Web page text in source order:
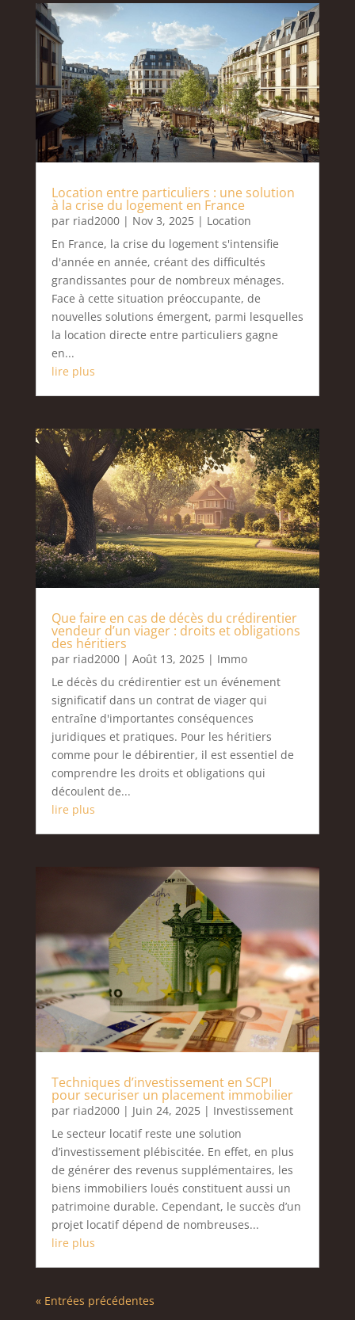
Location entre particuliers : une solution
à la crise du logement en France
par riad2000| Nov 3, 2025| Location
En France, la crise du logement s'intensifie
d'année en année, créant des difficultés
grandissantes pour de nombreux ménages.
Face à cette situation préoccupante, de
nouvelles solutions émergent, parmi lesquelles
la location directe entre particuliers gagne
en...
lire plus
Que faire en cas de décès du crédirentier
vendeur d’un viager : droits et obligations
des héritiers
par riad2000| Août 13, 2025| Immo
Le décès du crédirentier est un événement
significatif dans un contrat de viager qui
entraîne d'importantes conséquences
juridiques et pratiques. Pour les héritiers
comme pour le débirentier, il est essentiel de
comprendre les droits et obligations qui
découlent de...
lire plus
Techniques d’investissement en SCPI
pour securiser un placement immobilier
par riad2000| Juin 24, 2025| Investissement
Le secteur locatif reste une solution
d’investissement plébiscitée. En effet, en plus
de générer des revenus supplémentaires, les
biens immobiliers loués constituent aussi un
patrimoine durable. Cependant, le succès d’un
projet locatif dépend de nombreuses...
lire plus
« Entrées précédentes